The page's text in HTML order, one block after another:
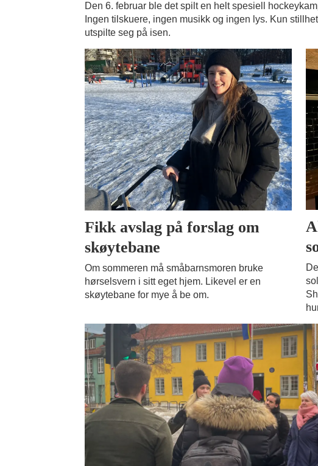
Den 6. februar ble det spilt en helt spesiell
Ingen tilskuere, ingen musikk og ingen lys. Kun
utspilte seg på isen.
Fikk avslag på forslag om
skøytebane
Om sommeren må småbarnsmoren bruke
hørselsvern i sitt eget hjem. Likevel er en
skøytebane for mye å be om.